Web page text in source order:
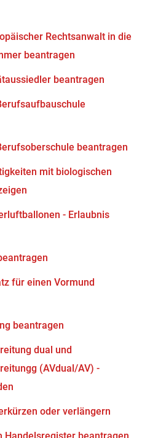
Rechtsanwalt in die
beantragen
beantragen
beantragen
mit biologischen
- Erlaubnis
für einen Vormund
beantragen
dual und
(AVdual/AV) -
oder verlängern